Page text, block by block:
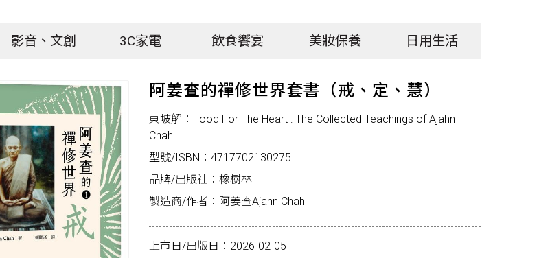
影音、文創 3C家電 飲食饗宴 美妝保養 日用生活
阿姜查的禪修世界套書（戒、定、慧）
東坡解：Food For The Heart : The Collected Teachings of Ajahn
Chah
型號/ISBN：4717702130275
品牌/出版社：橡樹林
製造商/作者：阿姜查Ajahn Chah
上市日/出版日：2026-02-05